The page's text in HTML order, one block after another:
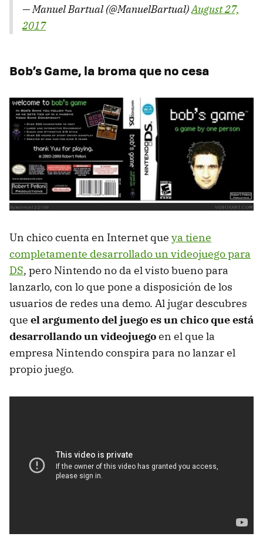
— Manuel Bartual (@ManuelBartual)August 27,
2017
Bob’s Game, la broma que no cesa
Un chico cuenta en Internet que ya tiene
completamente desarrollado un videojuego para
DS, pero Nintendo no da el visto bueno para
lanzarlo, con lo que pone a disposición de los
usuarios de redes una demo. Al jugar descubres
que el argumento del juego es un chico que está
desarrollando un videojuegoen el que la
empresa Nintendo conspira para no lanzar el
propio juego.